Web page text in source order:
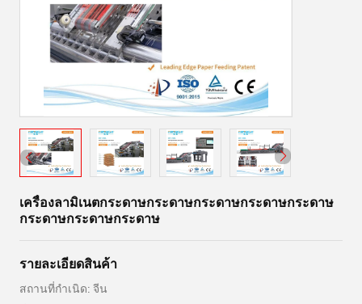
เครื่องลามิเนตกระดาษกระดาษกระดาษกระดาษกระดาษ
กระดาษกระดาษกระดาษ
รายละเอียดสินค้า
สถานที่กำเนิด: จีน